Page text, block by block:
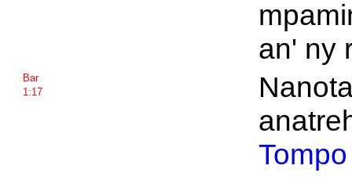
an' ny
Bar
1:17
Tompo